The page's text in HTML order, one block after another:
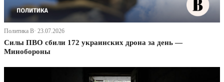
Политика В· 23.07.2026
Силы ПВО сбили 172 украинских дрона за день —
Минобороны